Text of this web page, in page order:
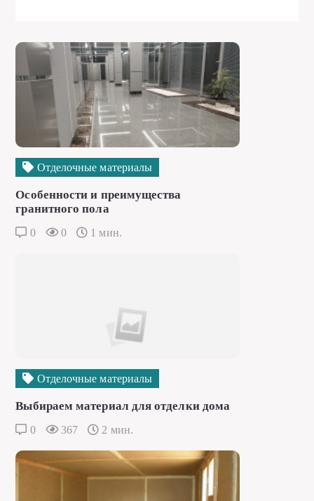
Отделочные материалы
Особенности и преимущества
гранитного пола
0 0 1 мин.
Отделочные материалы
Выбираем материал для отделки дома
0 367 2 мин.